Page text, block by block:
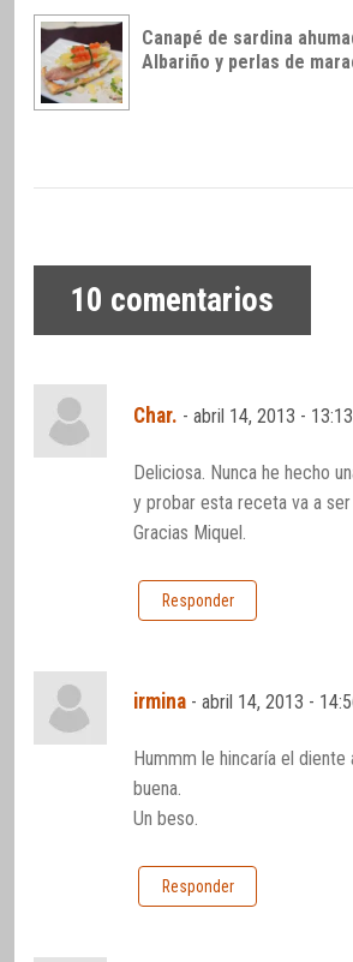
Canapé de sardina
Albariño y perlas de
10 comentarios
Char. -abril 14, 2013 - 13:13
Deliciosa. Nunca he hecho
y probar esta receta va a
Gracias Miquel.
Responder
irmina -abril 14, 2013 -
Hummm le hincaría el diente
buena.
Un beso.
Responder